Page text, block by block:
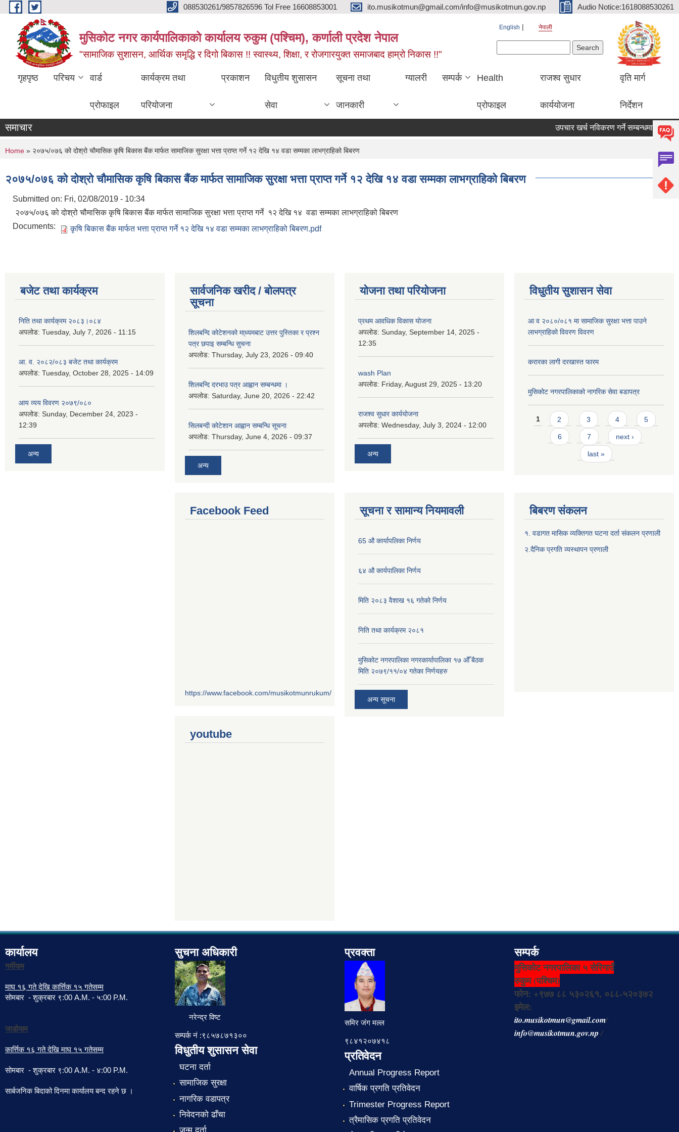
Skip to main content 088530261/9857826596 Tol Free 16608853001 ito.musikotmun@gmail.com/info@musikotmun.gov.np Audio Notice:1618088530261
मुसिकोट नगर कार्यपालिकाको कार्यालय रुकुम (पश्चिम), कर्णाली प्रदेश नेपाल
"सामाजिक सुशासन, आर्थिक समृद्धि र दिगो बिकास !! स्वास्थ्य, शिक्षा, र रोजगारयुक्त समाजबाद हाम्रो निकास !!"
English नेपाली
गृहपृष्ठ परिचय वार्ड
प्रोफाइल
कार्यक्रम तथा
परियोजना
प्रकाशन विधुतीय शुसासन
सेवा
सूचना तथा
जानकारी
ग्यालरी सम्पर्क Health
प्रोफाइल
राजश्व सुधार
कार्ययोजना
वृति मार्ग
निर्देशन
समाचार उपचार खर्च नविकरण गर्ने सम्बन्धमा
You are here
Home » २०७५/०७६ को दोश्रो चौमासिक कृषि बिकास बैंक मार्फत सामाजिक सुरक्षा भत्ता प्राप्त गर्ने १२ देखि १४ वडा सम्मका लाभग्राहिको बिबरण
२०७५/०७६ को दोश्रो चौमासिक कृषि बिकास बैंक मार्फत सामाजिक सुरक्षा भत्ता प्राप्त गर्ने १२ देखि १४ वडा सम्मका लाभग्राहिको बिबरण
Submitted on: Fri, 02/08/2019 - 10:34
२०७५/०७६ को दोश्रो चौमासिक कृषि बिकास बैंक मार्फत सामाजिक सुरक्षा भत्ता प्राप्त गर्ने १२ देखि १४ वडा सम्मका लाभग्राहिको बिबरण
Documents:
कृषि बिकास बैंक मार्फत भत्ता प्राप्त गर्ने १२ देखि १४ वडा सम्मका लाभग्राहिको बिबरण.pdf
बजेट तथा कार्यक्रम
निति तथा कार्यक्रम २०८३।०८४
अपलोड: Tuesday, July 7, 2026 - 11:15
आ. व. २०८२/०८३ बजेट तथा कार्यक्रम
अपलोड: Tuesday, October 28, 2025 - 14:09
आय व्यय विवरण २०७९/०८०
अपलोड: Sunday, December 24, 2023 -
12:39
अन्य
सार्वजनिक खरीद / बोलपत्र
सूचना
शिलबन्दि कोटेशनको मा्ध्यमबाट उत्तर पुस्तिका र प्रश्न
पत्र छपाइ सम्बन्धि सुचना
अपलोड: Thursday, July 23, 2026 - 09:40
शिलबन्दि दरभाउ पत्र आह्वान सम्बन्धमा ।
अपलोड: Saturday, June 20, 2026 - 22:42
सिलबन्दी कोटेशान आह्वान सम्बन्धि सूचना
अपलोड: Thursday, June 4, 2026 - 09:37
अन्य
योजना तथा परियोजना
प्रथम आवधिक विकास योजना
अपलोड: Sunday, September 14, 2025 -
12:35
wash Plan
अपलोड: Friday, August 29, 2025 - 13:20
राजश्व सुधार कार्ययोजना
अपलोड: Wednesday, July 3, 2024 - 12:00
अन्य
विधुतीय सुशासन सेवा
आ व २०८०/०८१ मा सामाजिक सुरक्षा भत्ता पाउने
लाभग्राहिको विवरण विवरण
करारका लागी दरखास्त फारम
मुसिकोट नगरपालिकाको नागरिक सेवा बडापत्र
Pages
1 2 3 4 5
6 7 next ›
last »
Facebook Feed
https://www.facebook.com/musikotmunrukum/
youtube
सूचना र सामान्य नियमावली
65 औ कार्यापलिका निर्णय
६४ औ कार्यपालिका निर्णय
मिति २०८३ वैशाख १६ गतेको निर्णय
निति तथा कार्यक्रम २०८१
मुसिकोट नगरपालिका नगरकार्यापालिका १७ औँ बैठक
मिति २०७९/११/०४ गतेका निर्णयहरु
अन्य सूचना
बिबरण संकलन
१. वडागत मासिक व्यक्तिगत घटना दर्ता संकलन प्रणाली
२.दैनिक प्रगति व्यस्थापन प्रणाली
कार्यालय
गर्मीयाम
माघ १६ गते देखि कार्त्तिक १५ गतेसम्म
सोमबार - शुक्रबार ९:00 A.M. - ५:00 P.M.
जाडोयाम
कार्त्तिक १६ गते देखि माघ १५ गतेसम्म
सोमबार - शुक्रबार ९:00 A.M. - ४:00 P.M.
सार्बजनिक बिदाको दिनमा कार्यालय बन्द रहने छ ।
सुचना अधिकारी
नरेन्द्र विष्ट
सम्पर्क नं :९८५७८७१३००
विधुतीय शुसासन सेवा
घटना दर्ता
सामाजिक सुरक्षा
नागरिक वडापत्र
निवेदनको ढाँचा
प्रवक्ता
समिर जंग मल्ल
९८४१२०७४१८
प्रतिवेदन
Annual Progress Report
वार्षिक प्रगति प्रतिवेदन
Trimester Progress Report
त्रैमासिक प्रगति प्रतिवेदन
सम्पर्क
मुसिकोट नगरपालिका ५ सेरिगाउँ
रुकुम (पश्चिम)
फोन: +९७७ ८८ ५३०२६१, ०८८-५२०३७२
इमेल:
ito.musikotmun@gmail.com/
info@musikotmun.gov.np/